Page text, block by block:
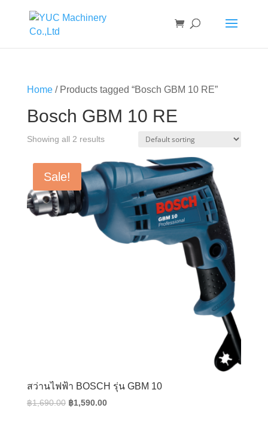
Home/ Products tagged “Bosch GBM 10 RE”
Bosch GBM 10 RE
Showing all 2 results
Sale!
สว่านไฟฟ้า BOSCH รุ่น GBM 10
฿1,690.00 Original
฿1,590.00Current